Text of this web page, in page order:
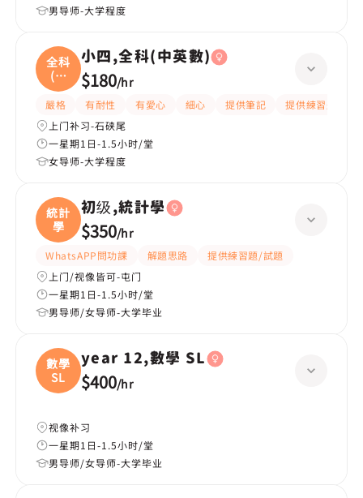
男导师-大学程度
全科
(中
英
小四,全科(中英數)
$180/hr
嚴格 有耐性 有愛心 細心 提供筆記
提供練習題/試題
上门补习-石硖尾
一星期1日-1.5小时/堂
女导师-大学程度
統計
學
初级,統計學
$350/hr
WhatsAPP問功課 解題思路
提供練習題/試題
上门/视像皆可-屯门
一星期1日-1.5小时/堂
男导师/女导师-大学毕业
數學
SL
year 12,數學 SL
$400/hr
视像补习
一星期1日-1.5小时/堂
男导师/女导师-大学毕业